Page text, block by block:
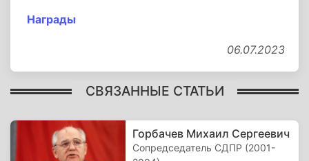
Награды
06.07.2023
СВЯЗАННЫЕ СТАТЬИ
Горбачев Михаил Сергеевич
Сопредседатель СДПР (2001-